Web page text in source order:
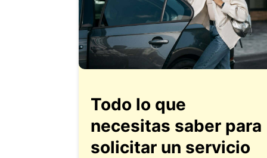
Todo lo que
necesitas saber para
solicitar un servicio